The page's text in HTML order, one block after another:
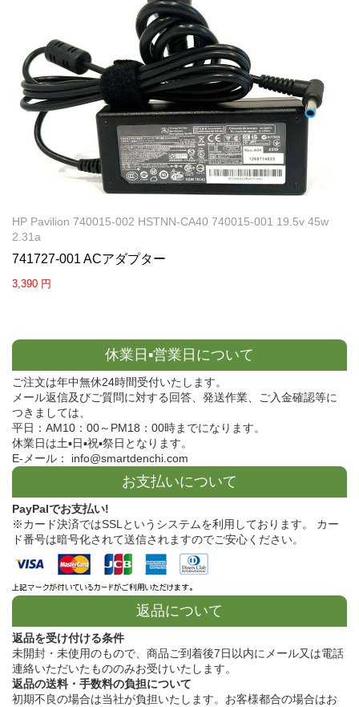
HP Pavilion 740015-002 HSTNN-CA40 740015-001 19.5v 45w
2.31a
741727-001 ACアダプター
3,390 円
休業日▪営業日について
ご注文は年中無休24時間受付いたします。
メール返信及びご質問に対する回答、発送作業、ご入金確認等に
つきましては、
平日：AM10：00～PM18：00時までになります。
休業日は土▪日▪祝▪祭日となります。
E-メール： info@smartdenchi.com
お支払いについて
PayPalでお支払い!
※カード決済ではSSLというシステムを利用しております。 カー
ド番号は暗号化されて送信されますのでご安心ください。
返品について
返品を受け付ける条件
未開封・未使用のもので、商品ご到着後7日以内にメール又は電話
連絡いただいたもののみお受けいたします。
返品の送料・手数料の負担について
初期不良の場合は当社が負担いたします。お客様都合の場合はお